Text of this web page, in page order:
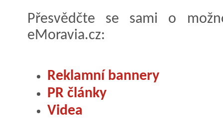
Přesvědčte se sami o
eMoravia.cz:
Reklamní bannery
PR články
Videa